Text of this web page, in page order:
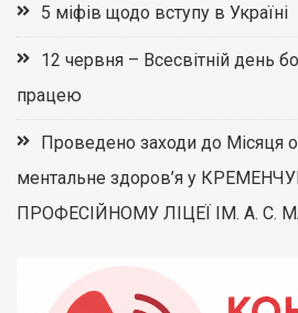
5 міфів щодо вступу в Україні
12 червня – Всесвітній день
працею
Проведено заходи до Місяця
ментальне здоров’я у
ПРОФЕСІЙНОМУ ЛІЦЕЇ ІМ. А. С.